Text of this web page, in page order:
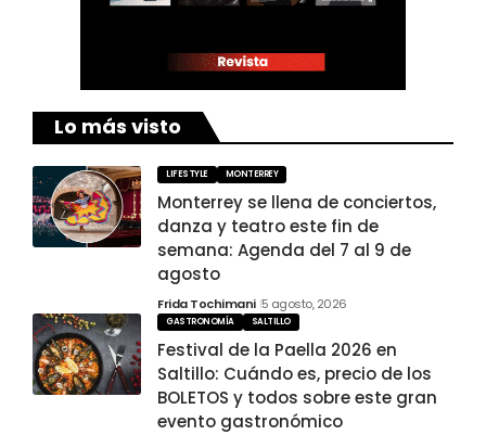
Lo más visto
LIFESTYLE MONTERREY
Monterrey se llena de conciertos,
danza y teatro este fin de
semana: Agenda del 7 al 9 de
agosto
Frida Tochimani 5 agosto, 2026
GASTRONOMÍA SALTILLO
Festival de la Paella 2026 en
Saltillo: Cuándo es, precio de los
BOLETOS y todos sobre este gran
evento gastronómico